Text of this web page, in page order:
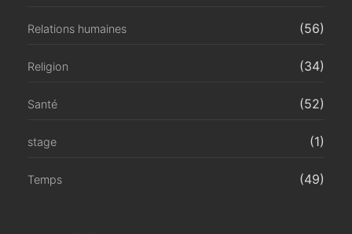
Relations humaines (56)
Religion (34)
Santé (52)
stage (1)
Temps (49)